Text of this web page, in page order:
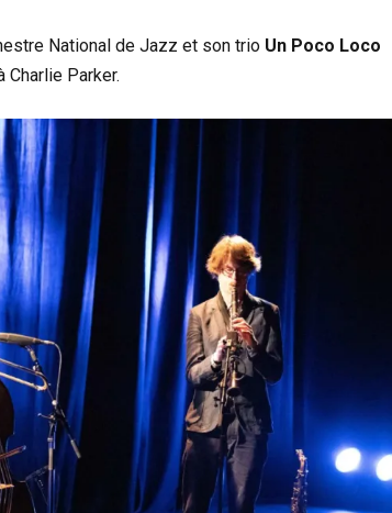
National de Jazz et son trio Un Poco Loco
Parker.